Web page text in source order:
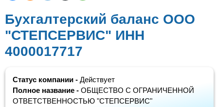
Бухгалтерский баланс ООО
"СТЕПСЕРВИС" ИНН
4000017717
Статус компании - Действует
Полное название - ОБЩЕСТВО С ОГРАНИЧЕННОЙ
ОТВЕТСТВЕННОСТЬЮ "СТЕПСЕРВИС"